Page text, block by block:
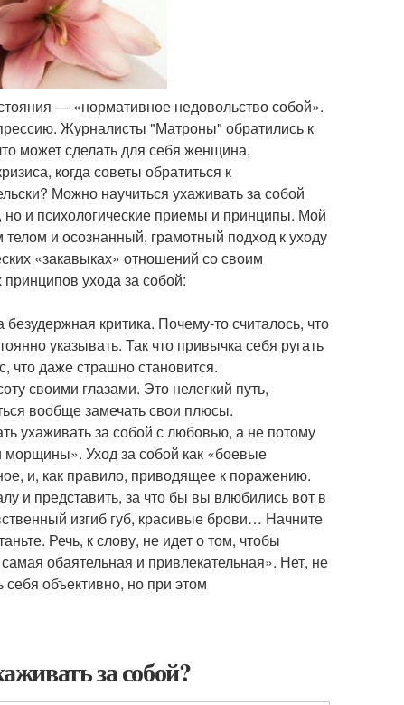
— «нормативное недовольство собой».
Журналисты "Матроны" обратились к
может сделать для себя женщина,
когда советы обратиться к
Можно научиться ухаживать за собой
но и психологические приемы и принципы. Мой
и осознанный, грамотный подход к уходу
«закавыках» отношений со своим
ухода за собой:
критика. Почему-то считалось, что
указывать. Так что привычка себя ругать
что даже страшно становится.
своими глазами. Это нелегкий путь,
вообще замечать свои плюсы.
ухаживать за собой с любовью, а не потому
морщины». Уход за собой как «боевые
и, как правило, приводящее к поражению.
и представить, за что бы вы влюбились вот в
изгиб губ, красивые брови… Начните
Речь, к слову, не идет о том, чтобы
обаятельная и привлекательная». Нет, не
объективно, но при этом
за собой?